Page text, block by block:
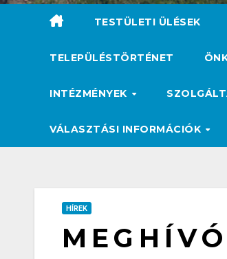
TESTÜLETI ÜLÉSEK
TELEPÜLÉSTÖRTÉNET
INTÉZMÉNYEK
VÁLASZTÁSI INFORMÁCIÓK
HÍREK
M E G H Í V Ó